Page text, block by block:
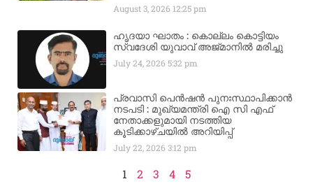
August 3, 2026 12:25 pm
ഹൃദയാ ഘാതം : കൊല്ലം കൊട്ടിയം
സ്വദേശി യുവാവ് അജ്മാനിൽ മരിച്ചു
July 24, 20265:32 pm
പ്രവാസി പെൻഷൻ പുനഃസ്ഥാപിക്കാൻ
നടപടി : മുഖ്യമന്ത്രി ഐ സി എഫ്
നേതാക്കളുമായി നടത്തിയ
കൂടിക്കാഴ്ചയിൽ അറിയിപ്പ്
July 22, 20263:12 pm
1 2 3 4 5